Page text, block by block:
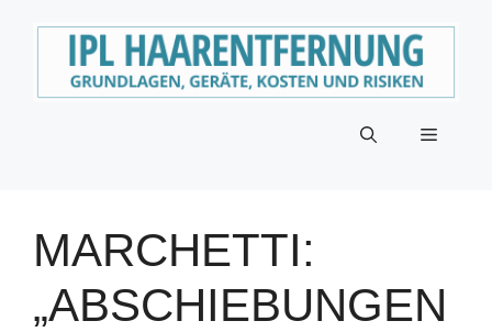
Menü
MARCHETTI:
„ABSCHIEBUNGEN